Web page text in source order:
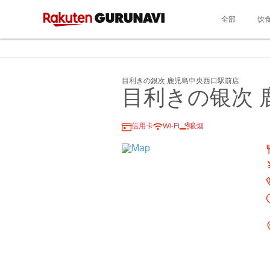
全部 饮
目利きの銀次 鹿児島中央西口駅前店
目利きの银次
信用卡 Wi-Fi 吸烟